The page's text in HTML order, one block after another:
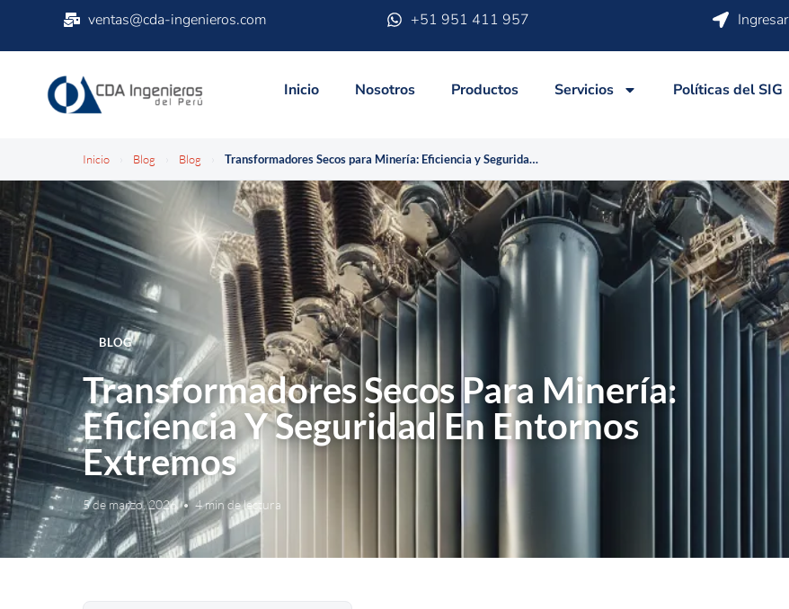
ventas@cda-ingenieros.com +51 951 411 957 Ingresar
Inicio Nosotros Productos Servicios Políticas del SIG
Inicio Blog Blog Transformadores Secos para Minería: Eficiencia y Seguridad en Entornos Extremos
BLOG
Transformadores Secos Para Minería:
Eficiencia Y Seguridad En Entornos
Extremos
5 de marzo, 2026 • 4 min de lectura